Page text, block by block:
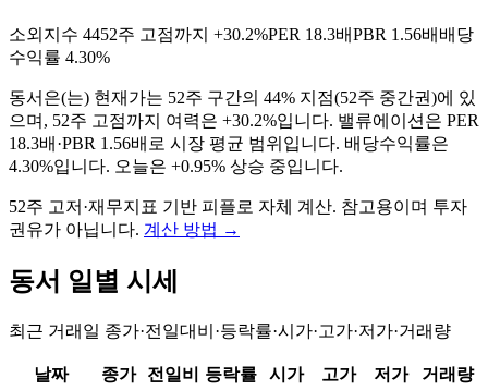
소외지수 4452주 고점까지 +30.2%PER 18.3배PBR 1.56배 배당
수익률 4.30%
동서 은(는) 현재가는 52주 구간의 44% 지점(52주 중간권)에 있
으며, 52주 고점까지 여력은 +30.2%입니다. 밸류에이션은 PER
18.3배·PBR 1.56배로 시장 평균 범위입니다. 배당수익률은
4.30%입니다. 오늘은 +0.95% 상승 중입니다.
52주 고저·재무지표 기반 피플로 자체 계산. 참고용이며 투자
권유가 아닙니다. 계산 방법 →
동서 일별 시세
최근 거래일 종가·전일대비·등락률·시가·고가·저가·거래량
날짜 종가 전일비 등락률 시가 고가 저가 거래량